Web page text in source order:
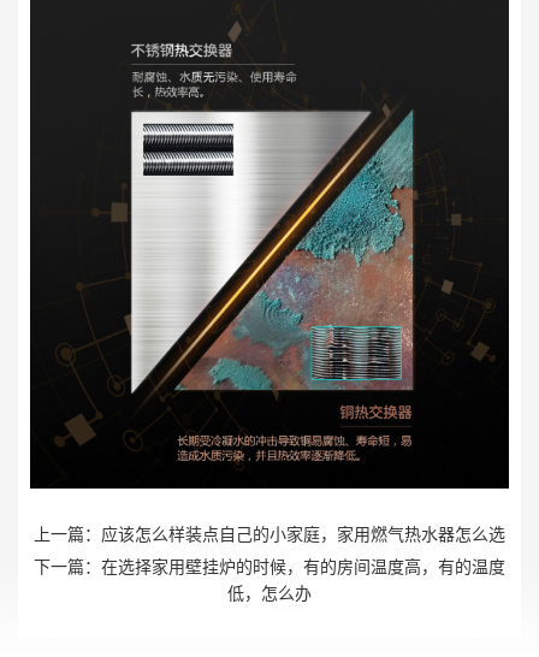
上一篇： 应该怎么样装点自己的小家庭，家用燃气热水器怎么选
下一篇： 在选择家用壁挂炉的时候，有的房间温度高，有的温度
低，怎么办